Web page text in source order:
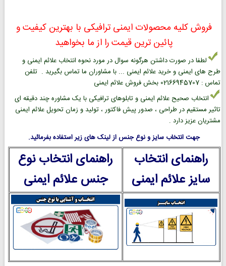
فروش کلیه محصولات ایمنی ترافیکی با بهترین کیفیت و
پائین ترین قیمت را از ما بخواهید
لطفا در صورت داشتن هرگونه سوال در مورد نحوه انتخاب علائم ایمنی و
طرح های ایمنی و خرید علائم ایمنی ... با مشاوران ما تماس بگیرید . تلفن
تماس : 02166945707 بخش فروش علائم ایمنی
انتخاب صحیح علائم ایمنی و تابلوهای ترافیکی با یک مشاوره چند دقیقه ای
تاثیر مستقیم در طراحی ، صدور پیش فاکتور ، تولید و زمان تحویل علائم ایمنی
مشتریان عزیز دارد .
جهت انتخاب سایز و نوع جنس از لینک های زیر استفاده بفرمائید.
راهنمای انتخاب
سایز علائم ایمنی
راهنمای انتخاب نوع
جنس علائم ایمنی